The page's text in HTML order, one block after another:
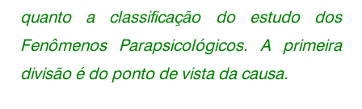
quanto a classificação do estudo dos
Fenômenos Parapsicológicos. A primeira
divisão é do ponto de vista da causa.